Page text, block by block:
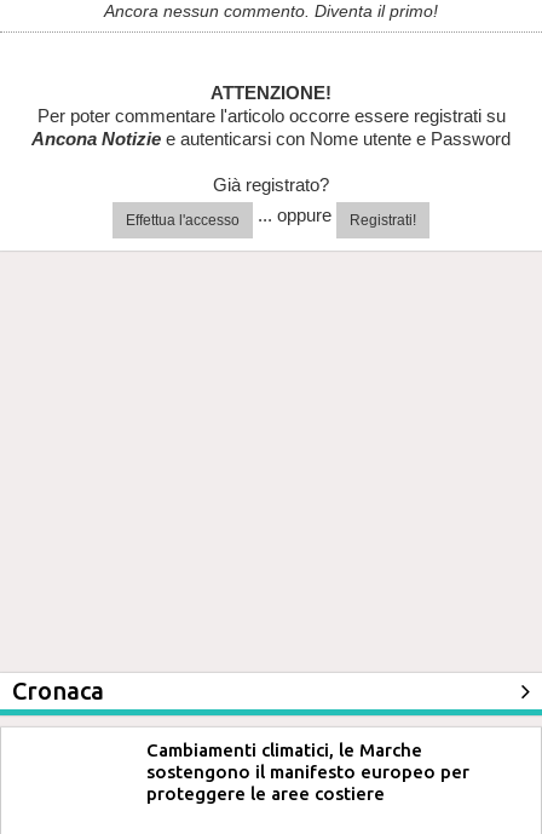
Ancora nessun commento. Diventa il primo!
ATTENZIONE!
Per poter commentare l'articolo occorre essere registrati su
Ancona Notizie e autenticarsi con Nome utente e Password
Già registrato?
Effettua l'accesso ... oppure Registrati!
Cronaca
Cambiamenti climatici, le Marche
sostengono il manifesto europeo per
proteggere le aree costiere